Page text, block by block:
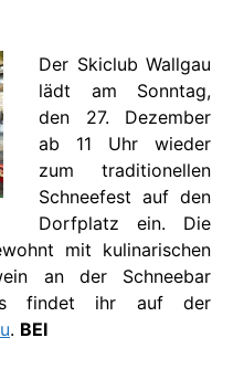
Der Skiclub Wallgau
lädt am Sonntag,
den 27. Dezember
ab 11 Uhr wieder
zum traditionellen
Schneefest auf den
Dorfplatz ein. Die
mit kulinarischen
an der Schneebar
findet ihr auf der
. BEI